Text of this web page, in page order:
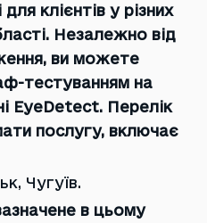
клієнтів у різних
Незалежно від
ви можете
тестуванням на
EyeDetect. Перелік
послугу, включає
Чугуїв.
в цьому